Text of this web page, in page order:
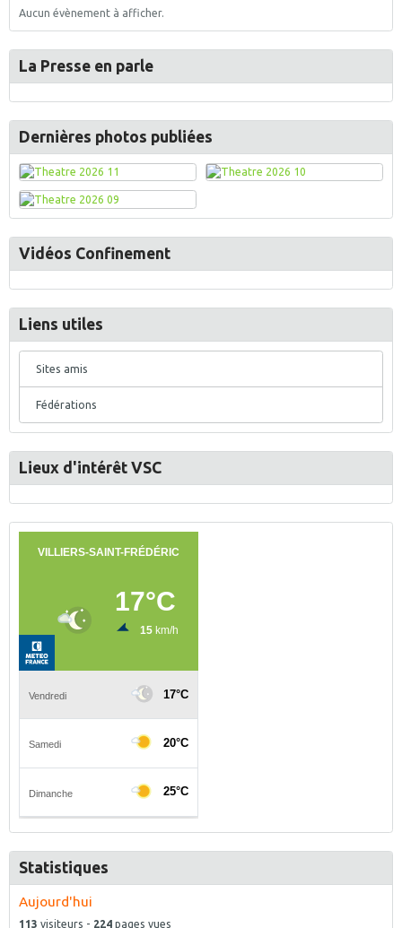
Aucun évènement à afficher.
La Presse en parle
Dernières photos publiées
Vidéos Confinement
Liens utiles
Sites amis
Fédérations
Lieux d'intérêt VSC
Statistiques
Aujourd'hui
113 visiteurs - 224 pages vues